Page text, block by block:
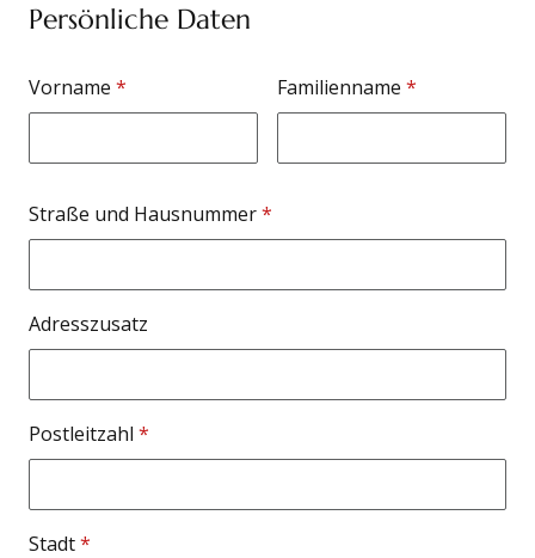
Persönliche Daten
Name
Vorname * Familienname *
Adresse
Straße und Hausnummer*
Adresszusatz
Postleitzahl *
Stadt*